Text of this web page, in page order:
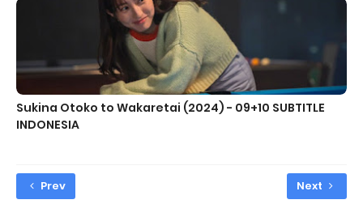
Sukina Otoko to Wakaretai (2024) - 09+10 SUBTITLE
INDONESIA
Prev Next